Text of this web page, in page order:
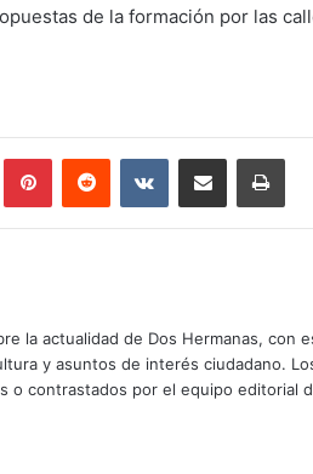
de la formación por las
PinterestReddit VKontakteCompartir por correo electrónico
la actualidad de Dos Hermanas, con
y asuntos de interés ciudadano.
o contrastados por el equipo editorial